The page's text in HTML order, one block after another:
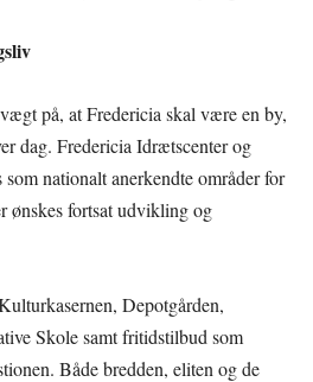
på, at Fredericia skal være en by,
dag. Fredericia Idrætscenter og
nationalt anerkendte områder for
ønskes fortsat udvikling og
Depotgården,
Skole samt fritidstilbud som
Både bredden, eliten og de